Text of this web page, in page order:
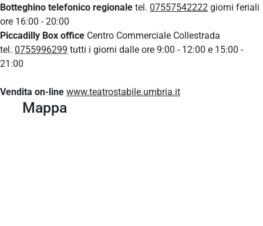
Botteghino telefonico regionale tel. 07557542222 giorni feriali
ore 16:00 - 20:00
Piccadilly Box office Centro Commerciale Collestrada
tel. 0755996299 tutti i giorni dalle ore 9:00 - 12:00 e 15:00 -
21:00
Vendita on-line www.teatrostabile.umbria.it
Mappa